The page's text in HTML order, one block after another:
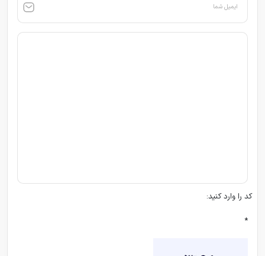
ایمیل شما
کد را وارد کنید:
*